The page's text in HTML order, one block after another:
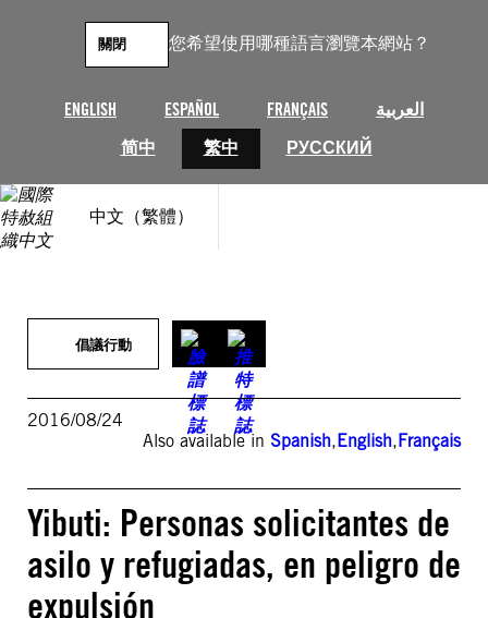
您希望使用哪種語言瀏覽本網站？
ENGLISH ESPAÑOL FRANÇAIS
العربية
简中
繁中 РУССКИЙ
關閉
中文（繁體）
倡議行動
2016/08/24
Also available in Spanish,English,Français
Yibuti: Personas solicitantes de
asilo y refugiadas, en peligro de
expulsión